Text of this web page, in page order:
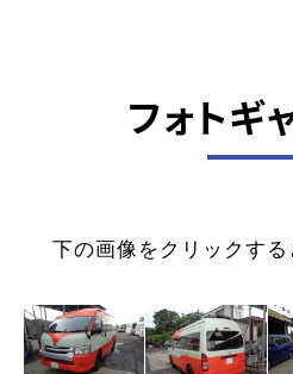
フォトギ
下の画像をクリックする